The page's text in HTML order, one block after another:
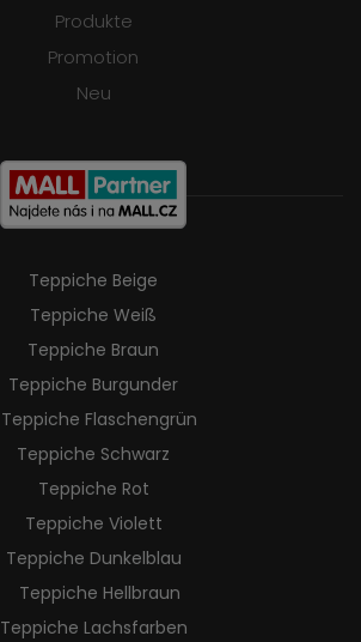
Produkte
Promotion
Neu
Teppiche Beige
Teppiche Weiß
Teppiche Braun
Teppiche Burgunder
Teppiche Flaschengrün
Teppiche Schwarz
Teppiche Rot
Teppiche Violett
Teppiche Dunkelblau
Teppiche Hellbraun
Teppiche Lachsfarben